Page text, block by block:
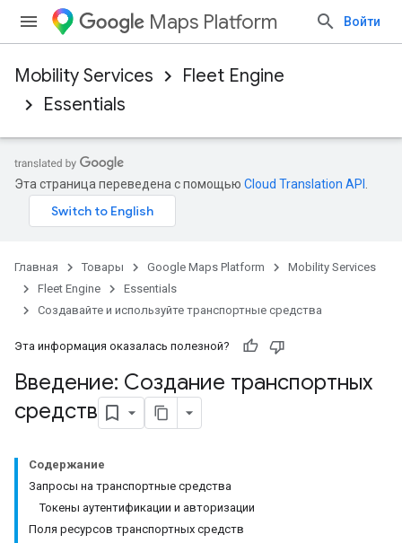
Maps Platform Войти
Mobility Services
Fleet Engine
Essentials
Эта страница переведена с помощью Cloud Translation API
Главная Товары Google Maps Platform
Mobility Services
Fleet Engine
Essentials
Создавайте и используйте транспортные средства
Эта информация оказалась полезной?
Введение: Создание транспортных
средств
Содержание
Запросы на транспортные средства
Токены аутентификации и авторизации
Поля ресурсов транспортных средств